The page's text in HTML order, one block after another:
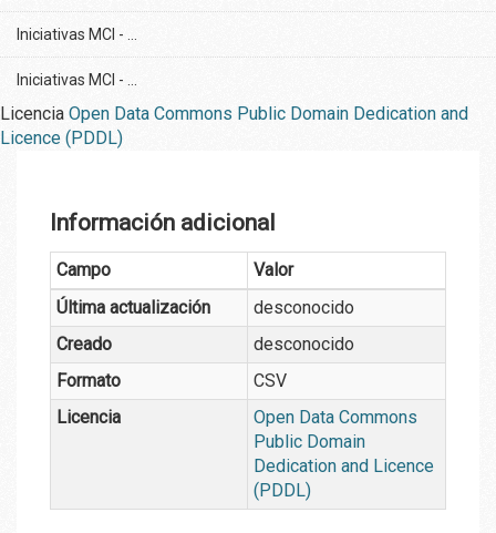
Iniciativas MCI - ...
Iniciativas MCI - ...
Licencia Open Data Commons Public Domain Dedication and
Licence (PDDL)
Información adicional
Campo
Valor
Última actualización
desconocido
Creado
desconocido
Formato
CSV
Licencia
Open Data Commons
Public Domain
Dedication and Licence
(PDDL)